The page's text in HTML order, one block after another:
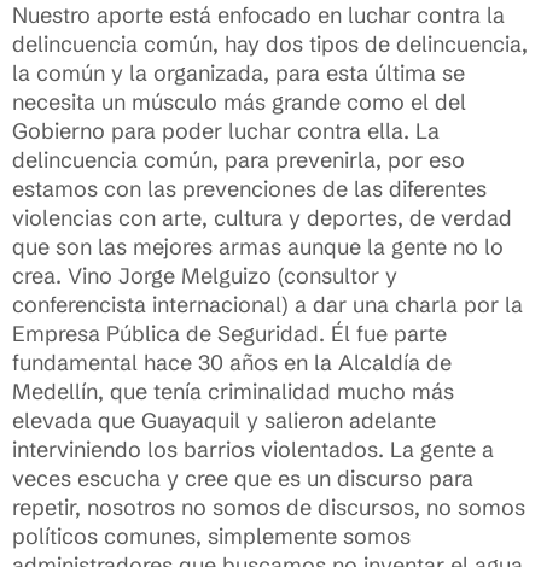
Nuestro aporte está enfocado en luchar contra la
delincuencia común, hay dos tipos de delincuencia,
la común y la organizada, para esta última se
necesita un músculo más grande como el del
Gobierno para poder luchar contra ella. La
delincuencia común, para prevenirla, por eso
estamos con las prevenciones de las diferentes
violencias con arte, cultura y deportes, de verdad
que son las mejores armas aunque la gente no lo
crea. Vino Jorge Melguizo (consultor y
conferencista internacional) a dar una charla por la
Empresa Pública de Seguridad. Él fue parte
fundamental hace 30 años en la Alcaldía de
Medellín, que tenía criminalidad mucho más
elevada que Guayaquil y salieron adelante
interviniendo los barrios violentados. La gente a
veces escucha y cree que es un discurso para
repetir, nosotros no somos de discursos, no somos
políticos comunes, simplemente somos